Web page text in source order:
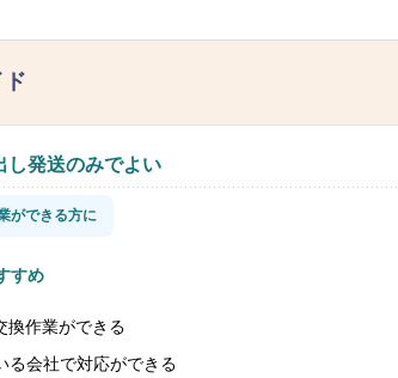
し発送のみでよい
ができる方に
すめ
換作業ができる
る会社で対応ができる